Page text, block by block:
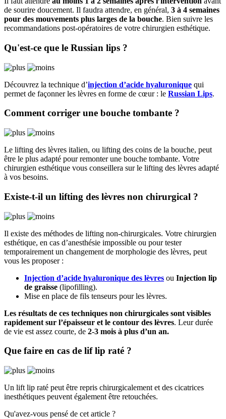
de sourire doucement. Il faudra attendre, en général, 3 à 4 semaines
pour des mouvements plus larges de la bouche. Bien suivre les
recommandations post-opératoires de votre chirurgien esthétique.
Qu'est-ce que le Russian lips ?
Découvrez la technique d’injection d’acide hyaluronique qui
permet de façonner les lèvres en forme de cœur : le Russian Lips.
Comment corriger une bouche tombante ?
Le lifting des lèvres italien, ou lifting des coins de la bouche, peut
être le plus adapté pour remonter une bouche tombante. Votre
chirurgien esthétique vous conseillera sur le lifting des lèvres adapté
à vos besoins.
Existe-t-il un lifting des lèvres non chirurgical ?
Il existe des méthodes de lifting non-chirurgicales. Votre chirurgien
esthétique, en cas d’anesthésie impossible ou pour tester
temporairement un changement de morphologie des lèvres, peut
vous les proposer :
Injection d’acide hyaluronique des lèvres ou Injection lip
de graisse (lipofilling).
Mise en place de fils tenseurs pour les lèvres.
Les résultats de ces techniques non chirurgicales sont visibles
rapidement sur l’épaisseur et le contour des lèvres. Leur durée
de vie est assez courte, de 2-3 mois à plus d’un an.
Que faire en cas de lif lip raté ?
Un lift lip raté peut être repris chirurgicalement et des cicatrices
inesthétiques peuvent également être retouchées.
Qu'avez-vous pensé de cet article ?